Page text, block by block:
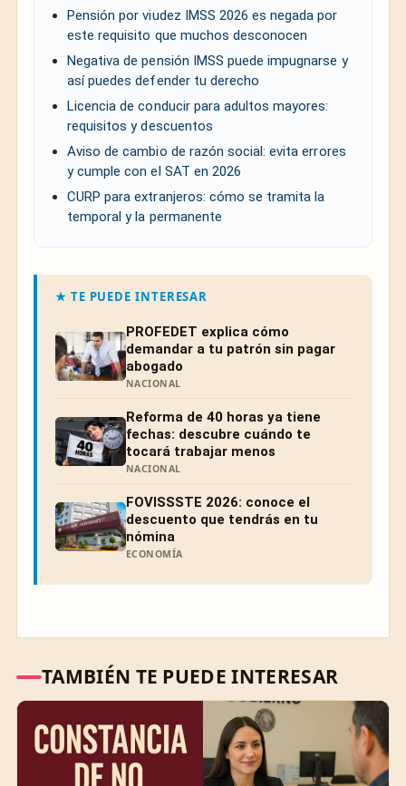
Pensión por viudez IMSS 2026 es negada por
este requisito que muchos desconocen
Negativa de pensión IMSS puede impugnarse y
así puedes defender tu derecho
Licencia de conducir para adultos mayores:
requisitos y descuentos
Aviso de cambio de razón social: evita errores
y cumple con el SAT en 2026
CURP para extranjeros: cómo se tramita la
temporal y la permanente
★ TE PUEDE INTERESAR
PROFEDET explica cómo
demandar a tu patrón sin pagar
abogado
NACIONAL
Reforma de 40 horas ya tiene
fechas: descubre cuándo te
tocará trabajar menos
NACIONAL
FOVISSSTE 2026: conoce el
descuento que tendrás en tu
nómina
ECONOMÍA
TAMBIÉN TE PUEDE INTERESAR